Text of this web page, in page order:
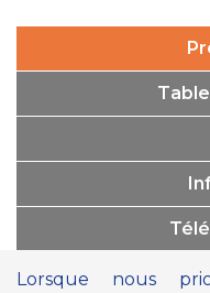
Lorsque nous